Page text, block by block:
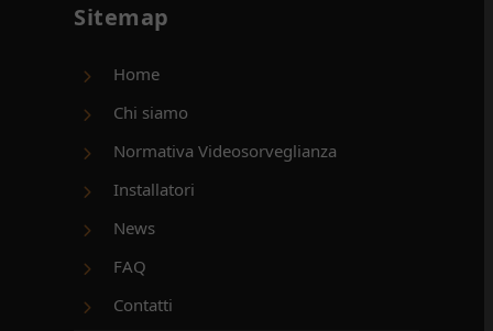
Sitemap
Home
Chi siamo
Normativa Videosorveglianza
Installatori
News
FAQ
Contatti